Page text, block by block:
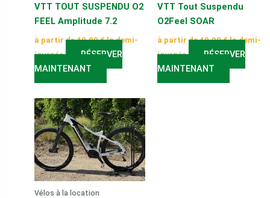
VTT TOUT SUSPENDU O2
FEEL Amplitude 7.2
à partir de40,00€la demi-
journée
RÉSERVER
MAINTENANT
VTT Tout Suspendu
O2Feel SOAR
à partir de40,00€la demi-
journée
RÉSERVER
MAINTENANT
Vélos à la location